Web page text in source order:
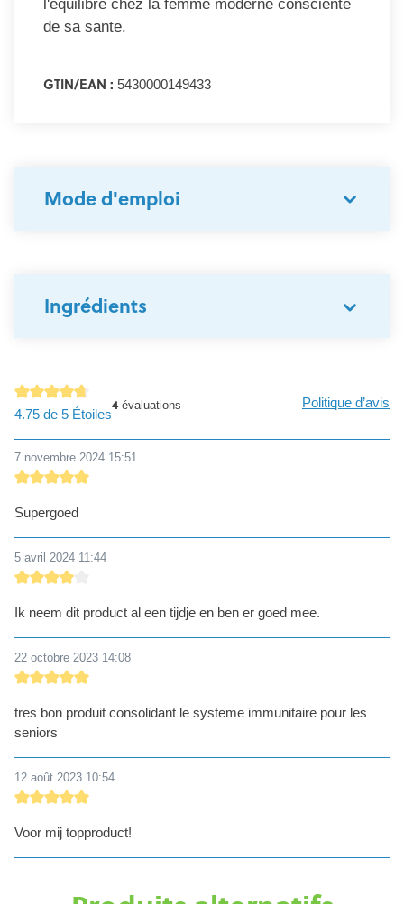
l'equilibre chez la femme moderne consciente
de sa sante.
GTIN/EAN : 5430000149433
Mode d'emploi
Ingrédients
Note moyenne de 4.7 sur 5 étoiles
4.75 de 5 Étoiles
4 évaluations Politique d’avis
7 novembre 2024 15:51
Supergoed
5 avril 2024 11:44
Ik neem dit product al een tijdje en ben er goed mee.
22 octobre 2023 14:08
tres bon produit consolidant le systeme immunitaire pour les
seniors
12 août 2023 10:54
Voor mij topproduct!